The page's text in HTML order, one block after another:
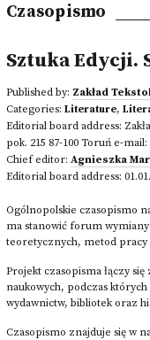
Czasopismo
Sztuka Edycji.
Published by: Zakład
Categories: Literature,
Editorial board address:
pok. 215 87-100 Toruń e-
Chief editor: Agnieszka
Editorial board address:
Ogólnopolskie czasopismo
ma stanowić forum
teoretycznych, metod
Projekt czasopisma łączy
naukowych, podczas
wydawnictw, bibliotek oraz
Czasopismo znajduje się w